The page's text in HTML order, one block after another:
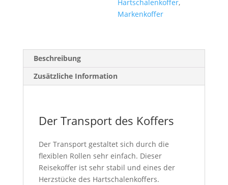
Hartschalenkoffer,
Markenkoffer
Beschreibung
Zusätzliche Information
Der Transport des Koffers
Der Transport gestaltet sich durch die
flexiblen Rollen sehr einfach. Dieser
Reisekoffer ist sehr stabil und eines der
Herzstücke des Hartschalenkoffers.